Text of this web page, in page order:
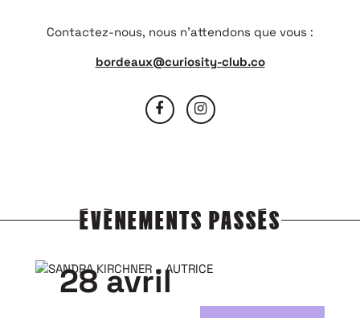
Contactez-nous, nous n’attendons que vous :
bordeaux@curiosity-club.co
ÉVÈNEMENTS PASSÉS
28 avril